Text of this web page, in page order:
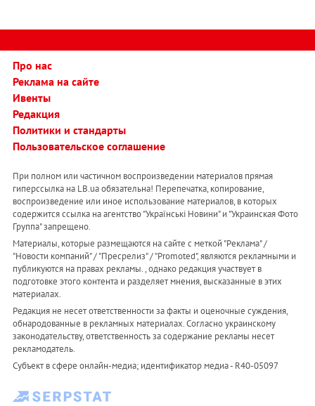
Про нас
Реклама на сайте
Ивенты
Редакция
Политики и стандарты
Пользовательское соглашение
При полном или частичном воспроизведении материалов прямая
гиперссылка на LB.ua обязательна! Перепечатка, копирование,
воспроизведение или иное использование материалов, в которых
содержится ссылка на агентство "Українськi Новини" и "Украинская Фото
Группа" запрещено.
Материалы, которые размещаются на сайте с меткой "Реклама" /
"Новости компаний" / "Пресрелиз" / "Promoted", являются рекламными и
публикуются на правах рекламы. , однако редакция участвует в
подготовке этого контента и разделяет мнения, высказанные в этих
материалах.
Редакция не несет ответственности за факты и оценочные суждения,
обнародованные в рекламных материалах. Согласно украинскому
законодательству, ответственность за содержание рекламы несет
рекламодатель.
Субъект в сфере онлайн-медиа; идентификатор медиа - R40-05097